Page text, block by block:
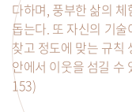
다하며, 풍부한 삶의
돕는다. 또 자신의 기
찾고 정도에 맞는 규칙
안에서 이웃을 섬길 수
153)